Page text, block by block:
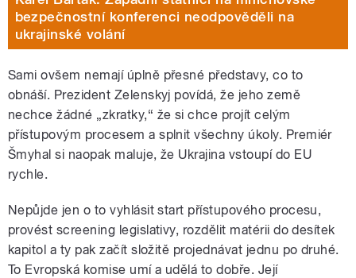
bezpečnostní konferenci neodpověděli na
ukrajinské volání
Sami ovšem nemají úplně přesné představy, co to
obnáší. Prezident Zelenskyj povídá, že jeho země
nechce žádné „zkratky,“ že si chce projít celým
přístupovým procesem a splnit všechny úkoly. Premiér
Šmyhal si naopak maluje, že Ukrajina vstoupí do EU
rychle.
Nepůjde jen o to vyhlásit start přístupového procesu,
provést screening legislativy, rozdělit matérii do desítek
kapitol a ty pak začít složitě projednávat jednu po druhé.
To Evropská komise umí a udělá to dobře. Její